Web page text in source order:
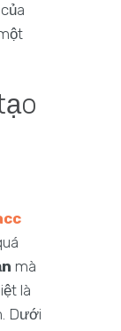
mà
là
Dưới